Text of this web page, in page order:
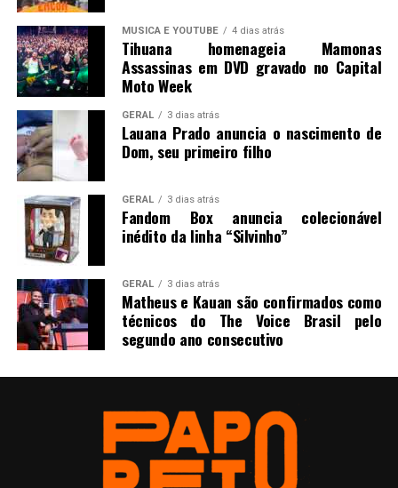
MUSICA E YOUTUBE 4 dias atrás
Tihuana homenageia Mamonas
Assassinas em DVD gravado no Capital
Moto Week
GERAL 3 dias atrás
Lauana Prado anuncia o nascimento de
Dom, seu primeiro filho
GERAL 3 dias atrás
Fandom Box anuncia colecionável
inédito da linha “Silvinho”
GERAL 3 dias atrás
Matheus e Kauan são confirmados como
técnicos do The Voice Brasil pelo
segundo ano consecutivo